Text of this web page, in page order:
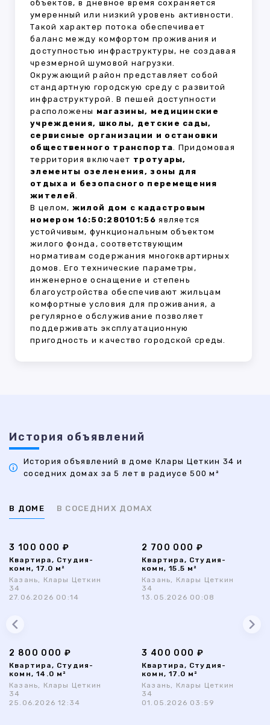
объектов, в дневное время сохраняется
умеренный или низкий уровень активности.
Такой характер потока обеспечивает
баланс между комфортом проживания и
доступностью инфраструктуры, не создавая
чрезмерной шумовой нагрузки.
Окружающий район представляет собой
стандартную городскую среду с развитой
инфраструктурой. В пешей доступности
расположены магазины, медицинские
учреждения, школы, детские сады,
сервисные организации и остановки
общественного транспорта. Придомовая
территория включает тротуары,
элементы озеленения, зоны для
отдыха и безопасного перемещения
жителей.
В целом, жилой дом с кадастровым
номером 16:50:280101:56 является
устойчивым, функциональным объектом
жилого фонда, соответствующим
нормативам содержания многоквартирных
домов. Его технические параметры,
инженерное оснащение и степень
благоустройства обеспечивают жильцам
комфортные условия для проживания, а
регулярное обслуживание позволяет
поддерживать эксплуатационную
пригодность и качество городской среды.
История объявлений
История объявлений в доме Клары Цеткин 34 и
соседних домах за 5 лет в радиусе 500 м²
В ДОМЕ В СОСЕДНИХ ДОМАХ
3 100 000 ₽
Квартира, Студия-
комн, 17.0 м²
Казань, Клары Цеткин
34
27.06.2026 00:14
2 700 000 ₽
Квартира, Студия-
комн, 15.5 м²
Казань, Клары Цеткин
34
13.05.2026 00:08
2 800 000 ₽
Квартира, Студия-
комн, 14.0 м²
Казань, Клары Цеткин
34
25.06.2026 12:34
3 400 000 ₽
Квартира, Студия-
комн, 17.0 м²
Казань, Клары Цеткин
34
01.05.2026 03:59